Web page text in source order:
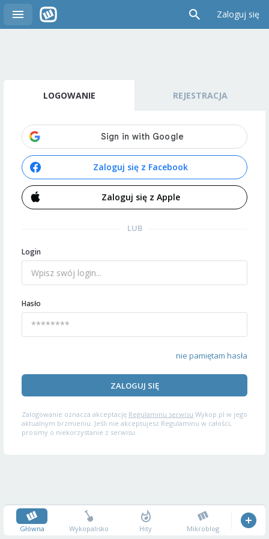
Zaloguj się
LOGOWANIE REJESTRACJA
Zaloguj się z Facebook
Zaloguj się z Apple
LUB
Login
Hasło
nie pamiętam hasła
ZALOGUJ SIĘ
Zalogowanie oznacza akceptację Regulaminu serwisu Wykop.pl w jego
aktualnym brzmieniu. Jeśli nie akceptujesz Regulaminu w całości,
prosimy o niekorzystanie z serwisu.
Główna Wykopalisko Hity Mikroblog